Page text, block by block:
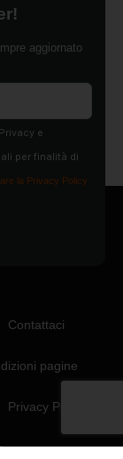
aggiornato
e
per finalità di
la Privacy Policy
Contattaci
pagine
Privacy Policy